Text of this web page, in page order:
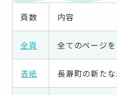
頁数 内容
全頁 全てのページ
表紙 長瀞町の新た